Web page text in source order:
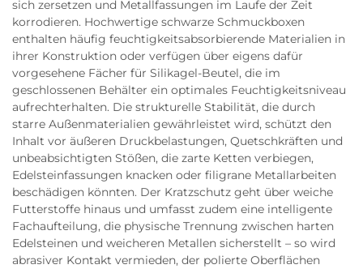
sich zersetzen und Metallfassungen im Laufe der Zeit
korrodieren. Hochwertige schwarze Schmuckboxen
enthalten häufig feuchtigkeitsabsorbierende Materialien in
ihrer Konstruktion oder verfügen über eigens dafür
vorgesehene Fächer für Silikagel-Beutel, die im
geschlossenen Behälter ein optimales Feuchtigkeitsniveau
aufrechterhalten. Die strukturelle Stabilität, die durch
starre Außenmaterialien gewährleistet wird, schützt den
Inhalt vor äußeren Druckbelastungen, Quetschkräften und
unbeabsichtigten Stößen, die zarte Ketten verbiegen,
Edelsteinfassungen knacken oder filigrane Metallarbeiten
beschädigen könnten. Der Kratzschutz geht über weiche
Futterstoffe hinaus und umfasst zudem eine intelligente
Fachaufteilung, die physische Trennung zwischen harten
Edelsteinen und weicheren Metallen sicherstellt – so wird
abrasiver Kontakt vermieden, der polierte Oberflächen